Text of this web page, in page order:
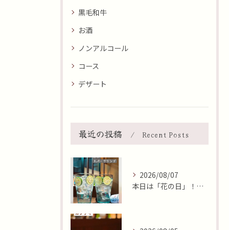
黒毛和牛
お酒
ノンアルコール
コース
デザート
最近の投稿 Recent Posts
2026/08/07
本日は「花の日」！そんな日に、焼肉 牛炭の桜ユッケで華やかに...